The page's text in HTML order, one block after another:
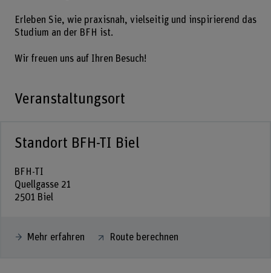
Erleben Sie, wie praxisnah, vielseitig und inspirierend das
Studium an der BFH ist.
Wir freuen uns auf Ihren Besuch!
Veranstaltungsort
Standort BFH-TI Biel
BFH-TI
Quellgasse 21
2501 Biel
Mehr erfahren Route berechnen